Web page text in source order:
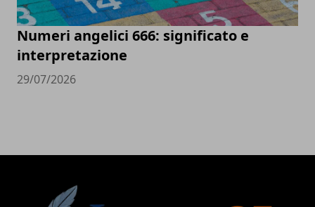
Numeri angelici 666: significato e
interpretazione
29/07/2026